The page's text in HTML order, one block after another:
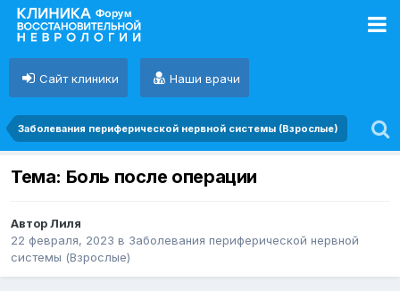
Сайт клиники Наши врачи
Заболевания периферической нервной системы (Взрослые)
Тема: Боль после операции
Автор Лиля
22 февраля, 2023 в Заболевания периферической нервной
системы (Взрослые)